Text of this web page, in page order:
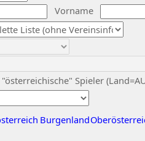
Vorname
Spieler
Burgenland